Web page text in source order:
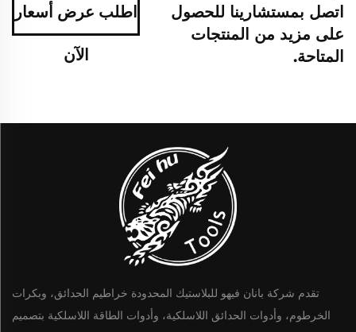
اتصل بمستشارينا للحصول
على مزيد من المنتجات
المتاحة.
اطلب عرض أسعار
الآن
تقدم شركة بانان فيهو للبلاستيك المحدودة خراطيم الحدائق، وبكرات
الخرطوم، وأدوات الحدائق اللاسلكية، وأدوات الطاقة اللاسلكية بتصميم